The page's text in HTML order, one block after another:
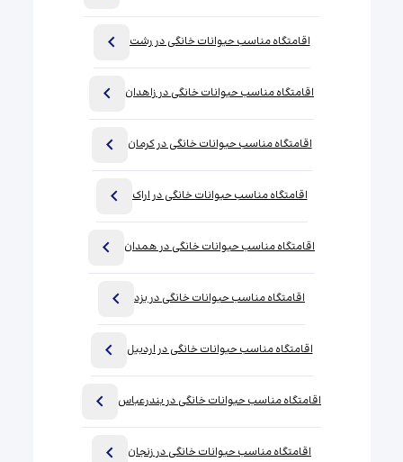
اقامتگاه مناسب حیوانات خانگی در رشت
اقامتگاه مناسب حیوانات خانگی در زاهدان
اقامتگاه مناسب حیوانات خانگی در کرمان
اقامتگاه مناسب حیوانات خانگی در اراک
اقامتگاه مناسب حیوانات خانگی در همدان
اقامتگاه مناسب حیوانات خانگی در یزد
اقامتگاه مناسب حیوانات خانگی در اردبیل
اقامتگاه مناسب حیوانات خانگی در بندرعباس
اقامتگاه مناسب حیوانات خانگی در زنجان